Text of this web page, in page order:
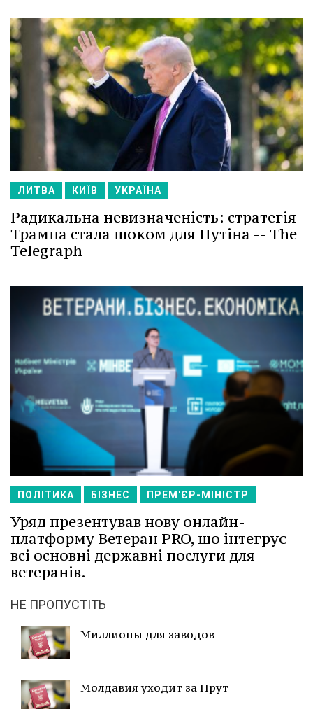
ЛИТВА КИЇВ УКРАЇНА
Радикальна невизначеність: стратегія
Трампа стала шоком для Путіна -- The
Telegraph
ПОЛІТИКА БІЗНЕС ПРЕМ'ЄР-МІНІСТР
Уряд презентував нову онлайн-
платформу Ветеран PRO, що інтегрує
всі основні державні послуги для
ветеранів.
НЕ ПРОПУСТІТЬ
Миллионы для заводов
Молдавия уходит за Прут